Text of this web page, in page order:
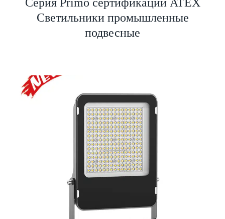
Светильники промышленные
подвесные